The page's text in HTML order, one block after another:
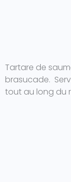
Tartare de
brasucade.
tout au long du